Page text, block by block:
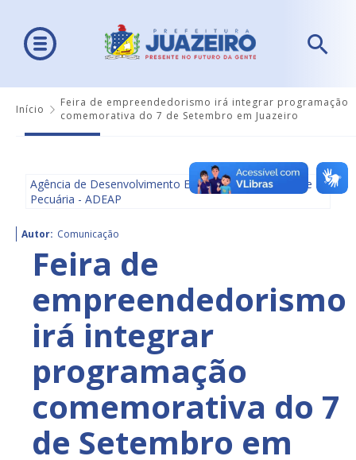
Início
Feira de empreendedorismo irá integrar programação
comemorativa do 7 de Setembro em Juazeiro
Agência de Desenvolvimento Econômico, Agricultura e
Pecuária - ADEAP
Autor: Comunicação
Feira de
empreendedorismo
irá integrar
programação
comemorativa do 7
de Setembro em